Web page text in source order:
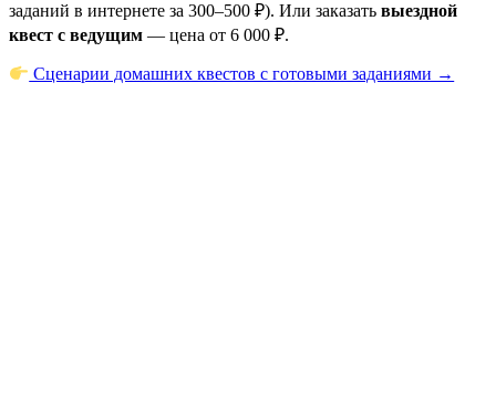
заданий в интернете за 300–500 ₽). Или заказать выездной
квест с ведущим — цена от 6 000 ₽.
Сценарии домашних квестов с готовыми заданиями →